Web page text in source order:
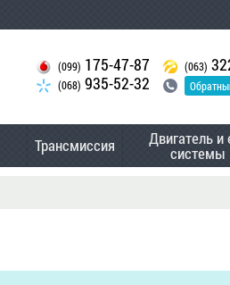
(099) 175-47-87
(068) 935-52-32
(063)
Трансмиссия Двигатель и
системы